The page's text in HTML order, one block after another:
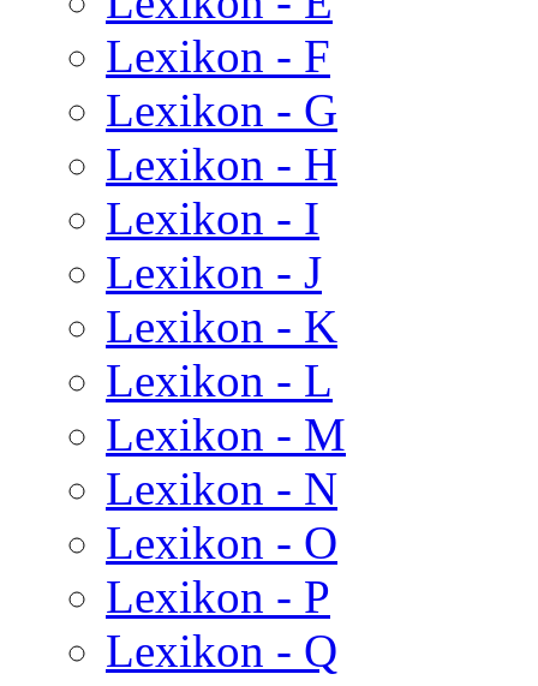
Lexikon - F
Lexikon - G
Lexikon - H
Lexikon - I
Lexikon - J
Lexikon - K
Lexikon - L
Lexikon - M
Lexikon - N
Lexikon - O
Lexikon - P
Lexikon - Q